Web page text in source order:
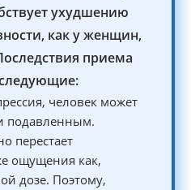
ухудшению
как у женщин,
приема
человек может
подавленным.
перестает
ощущения как,
дозе. Поэтому,